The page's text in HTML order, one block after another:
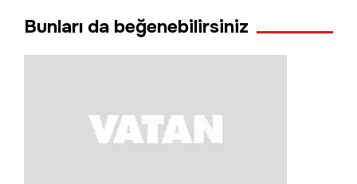
Bunları da beğenebilirsiniz